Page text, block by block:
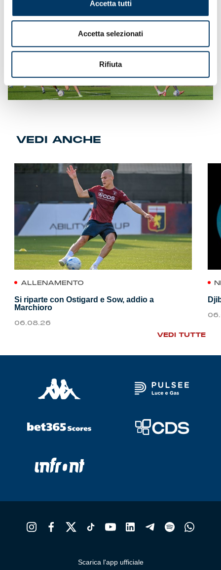
Accetta tutti
Accetta selezionati
Rifiuta
circuiti atletici, addestramenti tecnici e partitine a campo
ridotto. Mercoledì lo staff ha indetto una riunione pre-
allenamento per snocciolare gli argomenti da affrontare
VEDI ANCHE
ALLENAMENTO
Si riparte con Ostigard e Sow, addio a
Marchioro
06.08.26
VEDI TUTTE
Scarica l'app ufficiale